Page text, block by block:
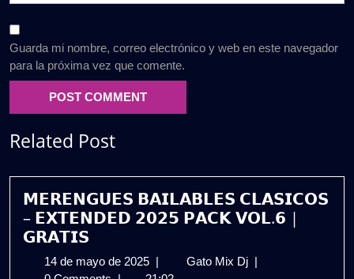
Guarda mi nombre, correo electrónico y web en este navegador
para la próxima vez que comente.
Related Post
𝗠𝗘𝗥𝗘𝗡𝗚𝗨𝗘𝗦 𝗕𝗔𝗜𝗟𝗔𝗕𝗟𝗘𝗦 𝗖𝗟𝗔𝗦𝗜𝗖𝗢𝗦
– 𝗘𝗫𝗧𝗘𝗡𝗗𝗘𝗗 𝟮𝟬𝟮𝟱 𝗣𝗔𝗖𝗞 𝗩𝗢𝗟.𝟲 |
𝗚𝗥𝗔𝗧𝗜𝗦
14 de mayo de 2025 14| Gato Mix Dj 𝗠𝗘𝗥𝗘𝗡𝗚𝗨𝗘𝗦
|